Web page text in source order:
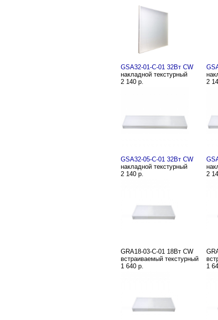
GSA32-01-C-01 32Вт CW
накладной текстурный
2 140 р.
2
GSA32-05-C-01 32Вт CW
накладной текстурный
2 140 р.
2
GRA18-03-C-01 18Вт CW
встраиваемый текстурный
1 640 р.
1